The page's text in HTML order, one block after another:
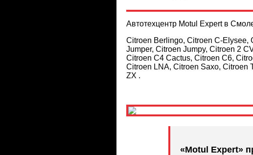
Автотехцентр Motul Expert в
Citroen Berlingo, Citroen C-Elysee,
Jumper, Citroen Jumpy, Citroen 2
Citroen C4 Cactus, Citroen C6,
Citroen LNA, Citroen Saxo, Citroen
ZX .
«Motul Expert»